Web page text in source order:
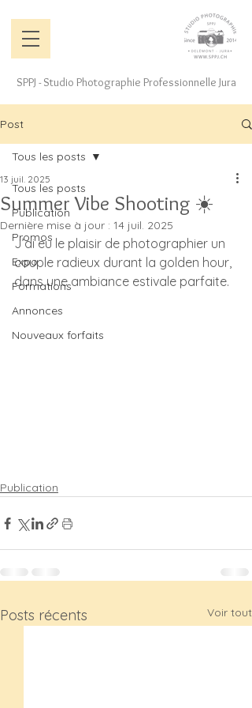
SPPJ - Studio Photographie Professionnelle Jura
Post
Tous les posts
Publication
Promos
Expo
Formations
Annonces
Nouveaux forfaits
Tous les posts
Summer Vibe Shooting ☀️
13 juil. 2025
Dernière mise à jour : 14 juil. 2025
J’ai eu le plaisir de photographier un
couple radieux durant la golden hour,
dans une ambiance estivale parfaite.
Publication
Posts récents Voir tout